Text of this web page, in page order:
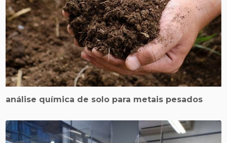
análise química de solo para metais pesados